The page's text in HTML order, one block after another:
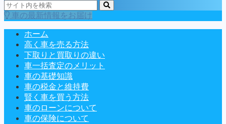
車の最新情報をお届け
ホーム
高く車を売る方法
下取りと買取りの違い
車一括査定のメリット
車の基礎知識
車の税金と維持費
賢く車を買う方法
車のローンについて
車の保険について